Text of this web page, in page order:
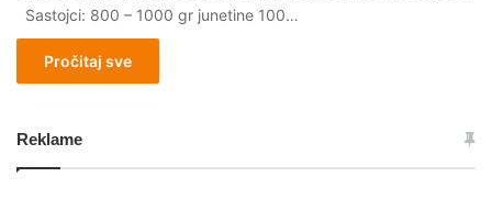
Sastojci: 800 – 1000 gr junetine 100…
Pročitaj sve
Reklame